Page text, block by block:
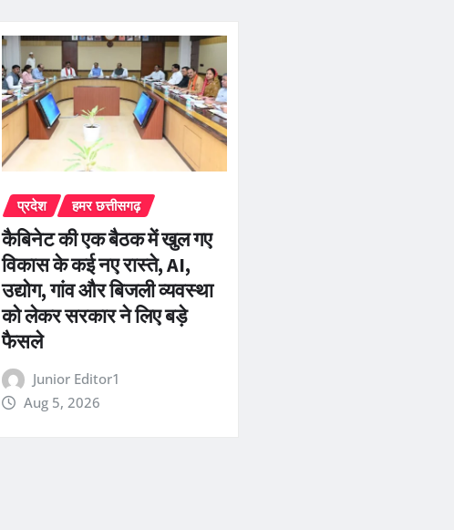
प्रदेश हमर छत्तीसगढ़
कैबिनेट की एक बैठक में खुल गए
विकास के कई नए रास्ते, AI,
उद्योग, गांव और बिजली व्यवस्था
को लेकर सरकार ने लिए बड़े
फैसले
Junior Editor1
Aug 5, 2026